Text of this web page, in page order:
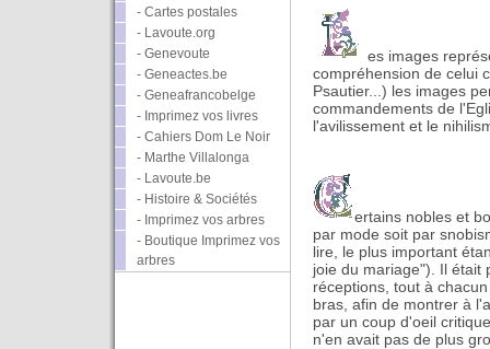
- Cartes postales
- Lavoute.org
- Genevoute
- Geneactes.be
- Geneafrancobelge
- Imprimez vos livres
- Cahiers Dom Le Noir
- Marthe Villalonga
- Lavoute.be
- Histoire & Sociétés
- Imprimez vos arbres
- Boutique Imprimez vos
arbres
es images
compréhension de celui
Psautier...) les images
commandements de
l'avilissement et le
ertains nobles et
par mode soit par
lire, le plus important
joie du mariage"). Il était
réceptions, tout à
bras, afin de montrer à
par un coup d'oeil
n'en avait pas de plus